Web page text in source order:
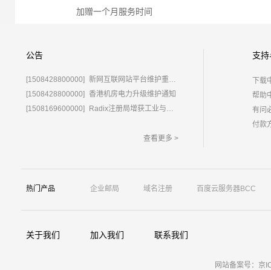
加赠一个月服务时间
公告
[1508428800000] 新网互联网站平台维护重要通知
[1508428800000] 香港机房电力升级维护通知
[1508169600000]
Radix注册局增获工业与信息化部域名运营批复
查看更多 >
支
下载
帮助
有问
付款
热门产品 企业邮局 域名注册 百度云服务器BCC
关于我们 加入我们 联系我们
网站备案号：京